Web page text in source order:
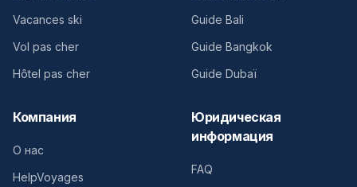
Vacances ski
Vol pas cher
Hôtel pas cher
Guide Bali
Guide Bangkok
Guide Dubaï
Компания
О нас
HelpVoyages
Юридическая
информация
FAQ